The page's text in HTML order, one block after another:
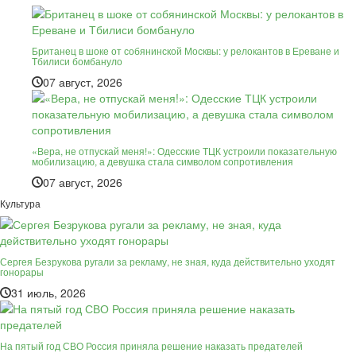
Британец в шоке от собянинской Москвы: у релокантов в Ереване и
Тбилиси бомбануло
07 август, 2026
«Вера, не отпускай меня!»: Одесские ТЦК устроили показательную
мобилизацию, а девушка стала символом сопротивления
07 август, 2026
Культура
Сергея Безрукова ругали за рекламу, не зная, куда действительно уходят
гонорары
31 июль, 2026
На пятый год СВО Россия приняла решение наказать предателей